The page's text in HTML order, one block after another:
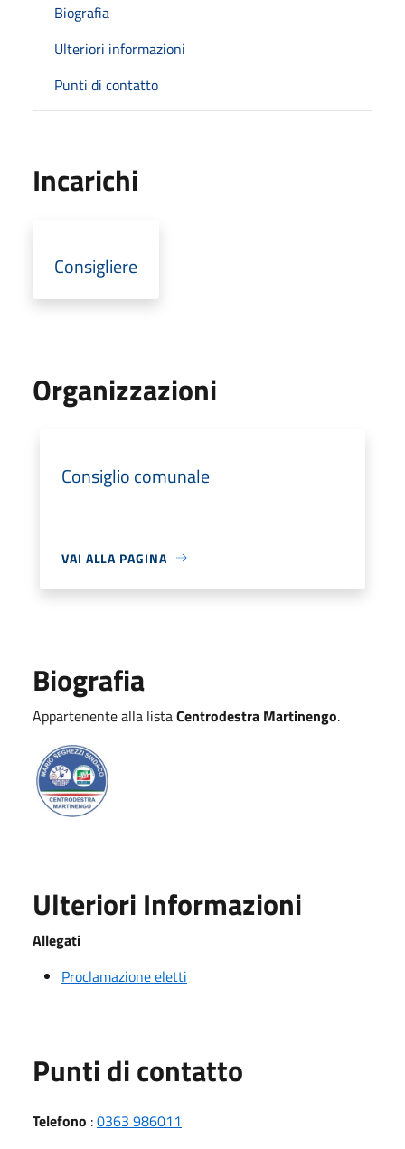
Biografia
Ulteriori informazioni
Punti di contatto
Incarichi
Consigliere
Organizzazioni
Consiglio comunale
VAI ALLA PAGINA
Biografia
Appartenente alla listaCentrodestra Martinengo.
Ulteriori Informazioni
Allegati
Proclamazione eletti
Punti di contatto
Telefono :0363 986011